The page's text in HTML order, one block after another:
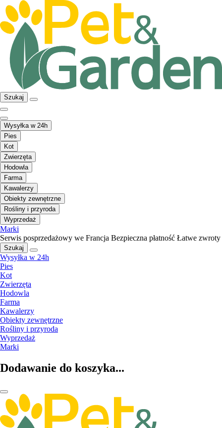
Szukaj
Wysyłka w 24h
Pies
Kot
Zwierzęta
Hodowla
Farma
Kawalerzy
Obiekty zewnętrzne
Rośliny i przyroda
Wyprzedaż
Marki
Serwis posprzedażowy we Francja Bezpieczna płatność Łatwe zwroty
Szukaj
Wysyłka w 24h
Pies
Kot
Zwierzęta
Hodowla
Farma
Kawalerzy
Obiekty zewnętrzne
Rośliny i przyroda
Wyprzedaż
Marki
Dodawanie do koszyka...